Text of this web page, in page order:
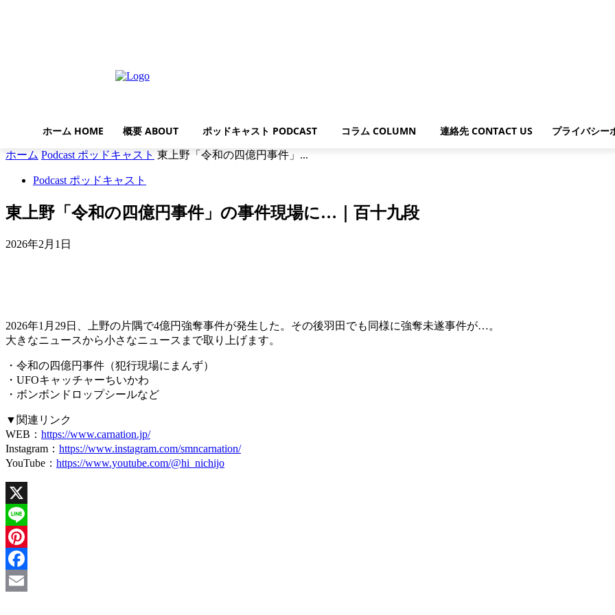
ホーム HOME 概要 ABOUT ポッドキャスト PODCAST コラム COLUMN 連絡先 CONTACT US プライバシー
ホーム Podcast ポッドキャスト 東上野「令和の四億円事件」...
Podcast ポッドキャスト
東上野「令和の四億円事件」の事件現場に…｜百十九段
2026年2月1日
2026年1月29日、上野の片隅で4億円強奪事件が発生した。その後羽田でも同様に強奪未遂事件が…。
大きなニュースから小さなニュースまで取り上げます。
・令和の四億円事件（犯行現場にまんず）
・UFOキャッチャーちいかわ
・ボンボンドロップシールなど
▼関連リンク
WEB： https://www.carnation.jp/
Instagram： https://www.instagram.com/smncarnation/
YouTube： https://www.youtube.com/@hi_nichijo
X
Line
Pinterest
Facebook